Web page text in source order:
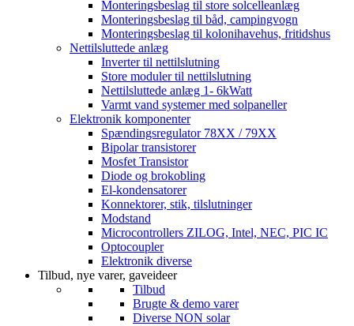
Monteringsbeslag til store solcelleanlæg
Monteringsbeslag til båd, campingvogn
Monteringsbeslag til kolonihavehus, fritidshus
Nettilsluttede anlæg
Inverter til nettilslutning
Store moduler til nettilslutning
Nettilsluttede anlæg 1- 6kWatt
Varmt vand systemer med solpaneller
Elektronik komponenter
Spændingsregulator 78XX / 79XX
Bipolar transistorer
Mosfet Transistor
Diode og brokobling
El-kondensatorer
Konnektorer, stik, tilslutninger
Modstand
Microcontrollers ZILOG, Intel, NEC, PIC IC
Optocoupler
Elektronik diverse
Tilbud, nye varer, gaveideer
Tilbud
Brugte & demo varer
Diverse NON solar